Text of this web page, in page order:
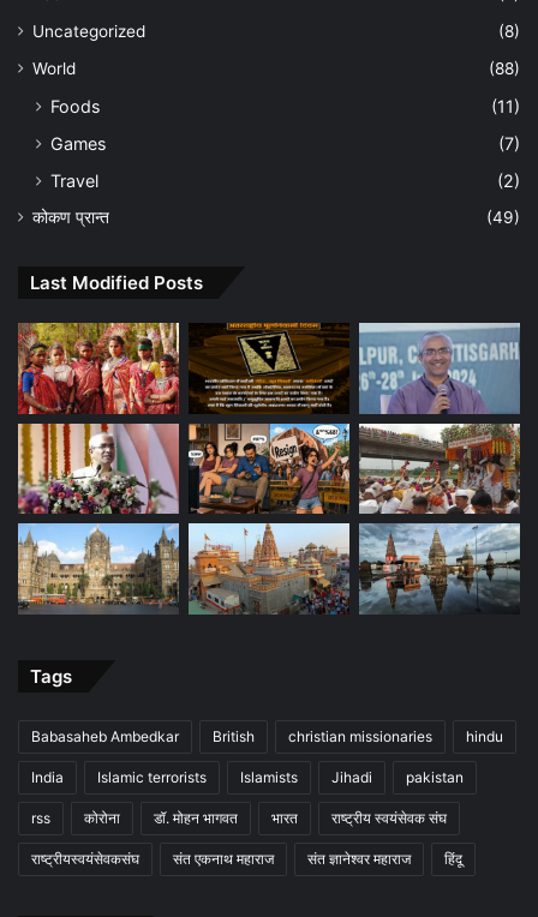
Uncategorized
(8)
World
(88)
Foods
(11)
Games
(7)
Travel
(2)
कोकण प्रान्त (49)
Last Modified Posts
Tags
Babasaheb Ambedkar British christian missionaries hindu
India Islamic terrorists Islamists Jihadi pakistan
rss कोरोना डॉ. मोहन भागवत भारत राष्ट्रीय स्वयंसेवक संघ
राष्ट्रीयस्वयंसेवकसंघ संत एकनाथ महाराज संत ज्ञानेश्वर महाराज हिंदू